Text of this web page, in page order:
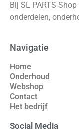
Bij SL PARTS
onderdelen,
Navigatie
Home
Onderhoud
Webshop
Contact
Het bedrijf
Social Media